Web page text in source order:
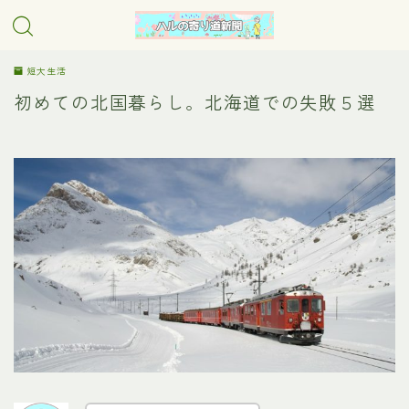
短大生活
初めての北国暮らし。北海道での失敗５選